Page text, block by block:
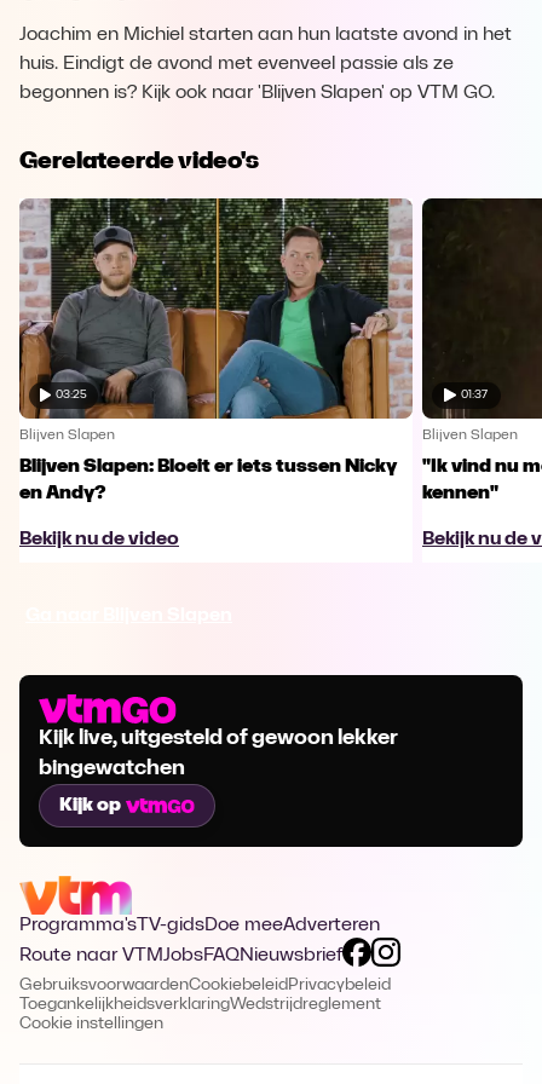
Joachim en Michiel starten aan hun laatste avond in het
huis. Eindigt de avond met evenveel passie als ze
begonnen is? Kijk ook naar 'Blijven Slapen' op VTM GO.
Gerelateerde video's
03:25
Blijven Slapen
Blijven Slapen: Bloeit er iets tussen Nicky
en Andy?
Bekijk nu de video
01:37
Blijven Slapen
"Ik vind nu
kennen"
Bekijk nu de
Kijk live, uitgesteld of gewoon lekker
bingewatchen
Kijk op
Programma's TV-gidsDoe meeAdverteren
Route naar VTMJobsFAQNieuwsbrief
GebruiksvoorwaardenCookiebeleid Privacybeleid
ToegankelijkheidsverklaringWedstrijdreglement
Cookie instellingen